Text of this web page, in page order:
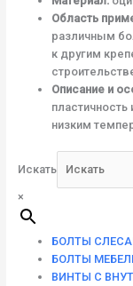
Область
различным
к другим
Описание и
пластичность
низким
Искать
×
БОЛТЫ
БОЛТЫ
ВИНТЫ С